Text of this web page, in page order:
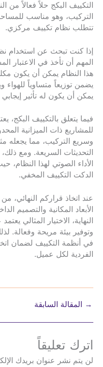
التكييف البكج حلاً فعالاً من
التركيب، وهو مناسب
تتطلب نظام تكييف مركزي.
إذا كنت تبحث عن استخدام
المهم أن تأخذ في الاعتبار
هذا النظام يمكن أن يكون
يضمن توزيعاً متساوياً للهواء
يمكن أن يكون له تأثير
فيما يتعلق بالتكييف البكج،
للمشاريع ذات الميزانية
وسريع التركيب، مما يجعله
التحديثات السريعة. ومع
الأداء الصوتي لهذا
الدكت التكييف المخفي.
عند اتخاذ قراركم النهائي،
الأبعاد المكانية والتصميم
النهاية، الاختيار المثالي
وتوفير بيئة مريحة
في أنظمة التكييف لضمان
الفردية لكل عميل.
→ المقالة السابقة
اترك تعليقاً
لن يتم نشر عنوان بريدك